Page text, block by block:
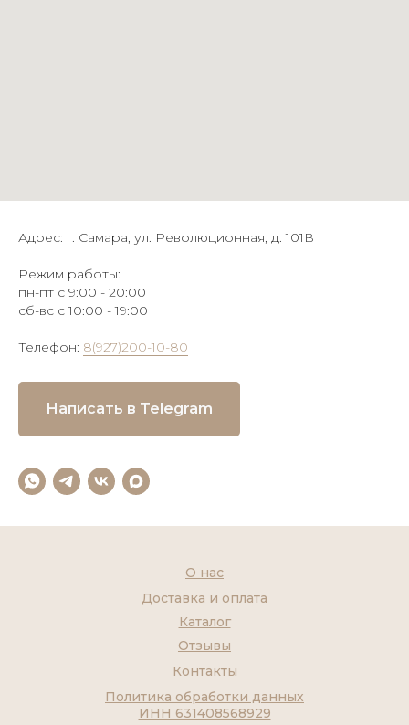
Адрес: г. Самара, ул. Революционная, д. 101В
Режим работы:
пн-пт с 9:00 - 20:00
сб-вс с 10:00 - 19:00
Телефон: 8(927)200-10-80
Написать в Telegram
Контакты
Каталог
О нас
Доставка и оплата
Отзывы
Политика обработки данных
ИНН 631408568929